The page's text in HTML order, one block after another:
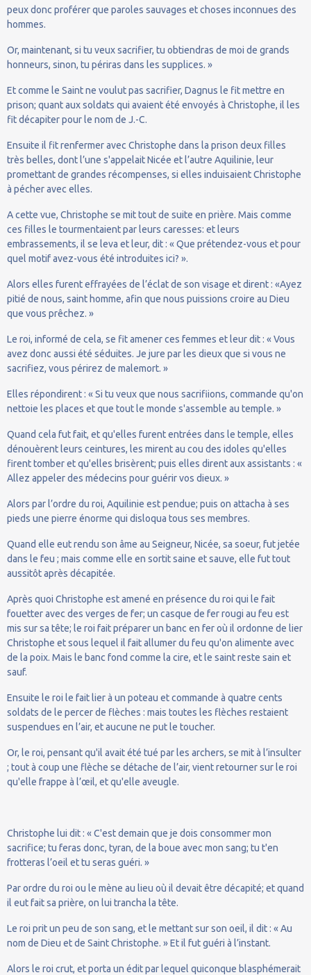
peux donc proférer que paroles sauvages et choses inconnues des
hommes.
Or, maintenant, si tu veux sacrifier, tu obtiendras de moi de grands
honneurs, sinon, tu périras dans les supplices. »
Et comme le Saint ne voulut pas sacrifier, Dagnus le fit mettre en
prison; quant aux soldats qui avaient été envoyés à Christophe, il les
fit décapiter pour le nom de J.-C.
Ensuite il fit renfermer avec Christophe dans la prison deux filles
très belles, dont l’une s'appelait Nicée et l’autre Aquilinie, leur
promettant de grandes récompenses, si elles induisaient Christophe
à pécher avec elles.
A cette vue, Christophe se mit tout de suite en prière. Mais comme
ces filles le tourmentaient par leurs caresses: et leurs
embrassements, il se leva et leur, dit : « Que prétendez-vous et pour
quel motif avez-vous été introduites ici? ».
Alors elles furent effrayées de l’éclat de son visage et dirent : «Ayez
pitié de nous, saint homme, afin que nous puissions croire au Dieu
que vous prêchez. »
Le roi, informé de cela, se fit amener ces femmes et leur dit : « Vous
avez donc aussi été séduites. Je jure par les dieux que si vous ne
sacrifiez, vous périrez de malemort. »
Elles répondirent : « Si tu veux que nous sacrifiions, commande qu'on
nettoie les places et que tout le monde s'assemble au temple. »
Quand cela fut fait, et qu'elles furent entrées dans le temple, elles
dénouèrent leurs ceintures, les mirent au cou des idoles qu'elles
firent tomber et qu'elles brisèrent; puis elles dirent aux assistants : «
Allez appeler des médecins pour guérir vos dieux. »
Alors par l’ordre du roi, Aquilinie est pendue; puis on attacha à ses
pieds une pierre énorme qui disloqua tous ses membres.
Quand elle eut rendu son âme au Seigneur, Nicée, sa soeur, fut jetée
dans le feu ; mais comme elle en sortit saine et sauve, elle fut tout
aussitôt après décapitée.
Après quoi Christophe est amené en présence du roi qui le fait
fouetter avec des verges de fer; un casque de fer rougi au feu est
mis sur sa tête; le roi fait préparer un banc en fer où il ordonne de lier
Christophe et sous lequel il fait allumer du feu qu'on alimente avec
de la poix. Mais le banc fond comme la cire, et le saint reste sain et
sauf.
Ensuite le roi le fait lier à un poteau et commande à quatre cents
soldats de le percer de flèches : mais toutes les flèches restaient
suspendues en l’air, et aucune ne put le toucher.
Or, le roi, pensant qu'il avait été tué par les archers, se mit à l’insulter
; tout à coup une flèche se détache de l’air, vient retourner sur le roi
qu'elle frappe à l’œil, et qu'elle aveugle.
Christophe lui dit : « C'est demain que je dois consommer mon
sacrifice; tu feras donc, tyran, de la boue avec mon sang; tu t'en
frotteras l’oeil et tu seras guéri. »
Par ordre du roi ou le mène au lieu où il devait être décapité; et quand
il eut fait sa prière, on lui trancha la tête.
Le roi prit un peu de son sang, et le mettant sur son oeil, il dit : « Au
nom de Dieu et de Saint Christophe. » Et il fut guéri à l’instant.
Alors le roi crut, et porta un édit par lequel quiconque blasphémerait